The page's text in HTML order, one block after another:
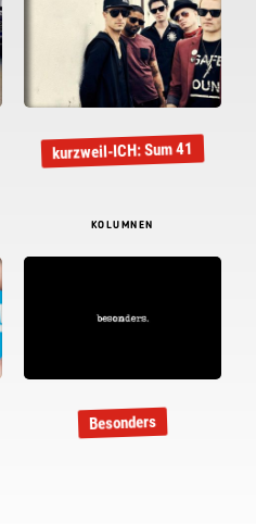
kurzweil-ICH: Sum 41
KOLUMNEN
Besonders